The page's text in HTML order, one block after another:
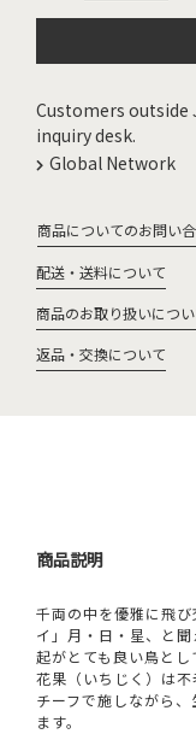
Customers outside
inquiry desk.
Global Network
商品についてのお問い
配送・送料について
商品のお取り扱いにつ
返品・交換について
商品説明
千両の中を優雅に飛
イ」月・日・星、と
起がとても良い鳥と
花果（いちじく）は
チーフで施しながら
ます。